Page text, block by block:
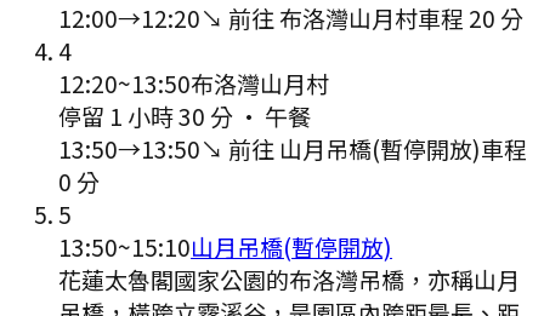
12:00→12:20↘ 前往 布洛灣山月村車程 20 分
4
12:20~13:50布洛灣山月村
停留 1 小時 30 分 · 午餐
13:50→13:50↘ 前往 山月吊橋(暫停開放)車程
0 分
5
13:50~15:10山月吊橋(暫停開放)
花蓮太魯閣國家公園的布洛灣吊橋，亦稱山月